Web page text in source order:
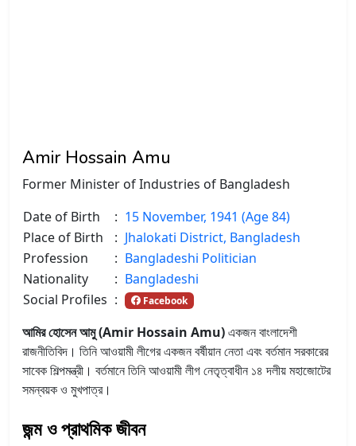
Amir Hossain Amu
Former Minister of Industries of Bangladesh
Date of Birth
: 15 November, 1941 (Age 84)
Place of Birth
: Jhalokati District, Bangladesh
Profession
: Bangladeshi Politician
Nationality
: Bangladeshi
Social Profiles : Facebook
আমির হোসেন আমু (Amir Hossain Amu)একজন বাংলাদেশী
রাজনীতিবিদ। তিনি আওয়ামী লীগের একজন বর্ষীয়ান নেতা এবং বর্তমান সরকারের
সাবেক শিল্পমন্ত্রী। বর্তমানে তিনি আওয়ামী লীগ নেতৃত্বাধীন ১৪ দলীয় মহাজোটের
সমন্বয়ক ও মুখপাত্র।
জন্ম ও প্রাথমিক জীবন